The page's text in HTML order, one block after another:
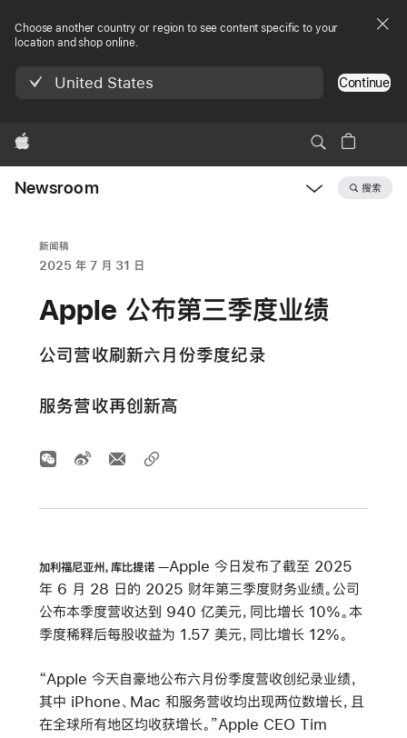
Choose another country or region to see content specific to your
location and shop online.
United States Continue
Apple
Newsroom 搜索
新闻稿
2025 年 7 月 31 日
Apple 公布第三季度业绩
公司营收刷新六月份季度纪录
服务营收再创新高
加利福尼亚州，库比提诺
Apple 今日发布了截至 2025
年 6 月 28 日的 2025 财年第三季度财务业绩。公司
公布本季度营收达到 940 亿美元，同比增长 10%。本
季度稀释后每股收益为 1.57 美元，同比增长 12%。
“Apple 今天自豪地公布六月份季度营收创纪录业绩，
其中 iPhone、Mac 和服务营收均出现两位数增长，且
在全球所有地区均收获增长。”Apple CEO Tim